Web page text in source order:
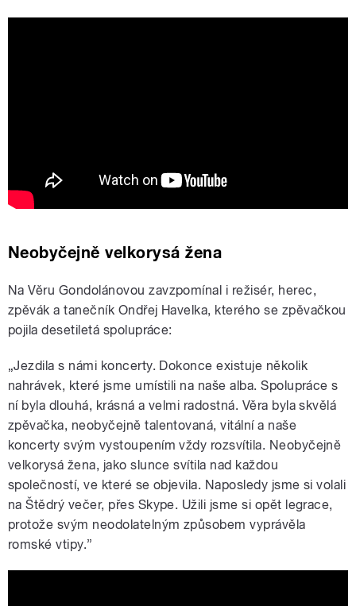
Neobyčejně velkorysá žena
Na Věru Gondolánovou zavzpomínal i režisér, herec,
zpěvák a tanečník Ondřej Havelka, kterého se zpěvačkou
pojila desetiletá spolupráce:
„Jezdila s námi koncerty. Dokonce existuje několik
nahrávek, které jsme umístili na naše alba. Spolupráce s
ní byla dlouhá, krásná a velmi radostná. Věra byla skvělá
zpěvačka, neobyčejně talentovaná, vitální a naše
koncerty svým vystoupením vždy rozsvítila. Neobyčejně
velkorysá žena, jako slunce svítila nad každou
společností, ve které se objevila. Naposledy jsme si volali
na Štědrý večer, přes Skype. Užili jsme si opět legrace,
protože svým neodolatelným způsobem vyprávěla
romské vtipy.”